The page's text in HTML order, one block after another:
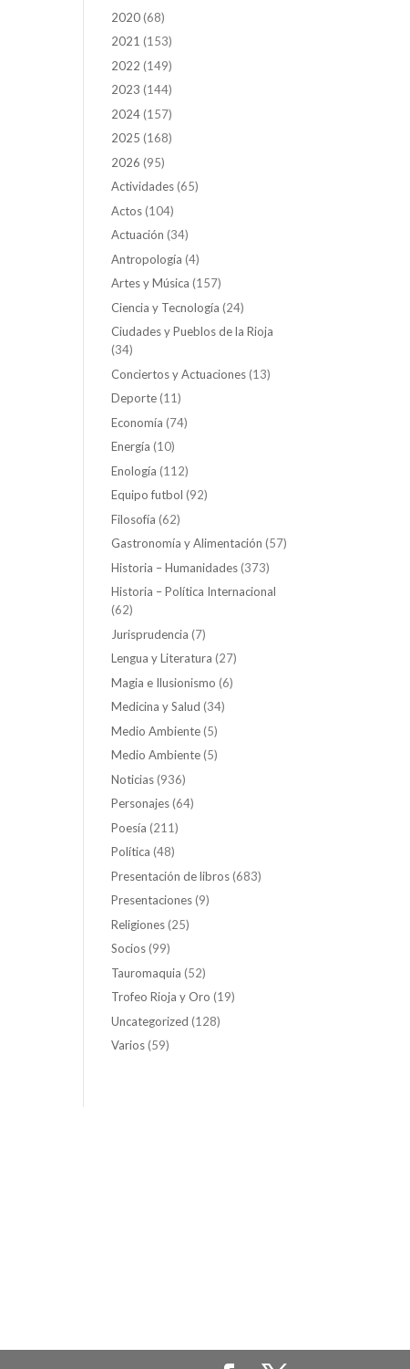
2020 (68)
2021 (153)
2022 (149)
2023 (144)
2024 (157)
2025 (168)
2026 (95)
Actividades (65)
Actos (104)
Actuación (34)
Antropología (4)
Artes y Música (157)
Ciencia y Tecnología (24)
Ciudades y Pueblos de la Rioja
(34)
Conciertos y Actuaciones (13)
Deporte (11)
Economía (74)
Energía (10)
Enología (112)
Equipo futbol (92)
Filosofía (62)
Gastronomía y Alimentación (57)
Historia – Humanidades (373)
Historia – Política Internacional
(62)
Jurisprudencia (7)
Lengua y Literatura (27)
Magia e Ilusionismo (6)
Medicina y Salud (34)
Medio Ambiente (5)
Medio Ambiente (5)
Noticias (936)
Personajes (64)
Poesía (211)
Política (48)
Presentación de libros (683)
Presentaciones (9)
Religiones (25)
Socios (99)
Tauromaquia (52)
Trofeo Rioja y Oro (19)
Uncategorized (128)
Varios (59)